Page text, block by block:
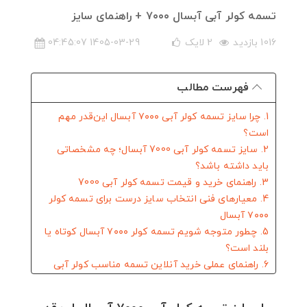
تسمه کولر آبی آبسال ۷۰۰۰ + راهنمای سایز
1016 بازدید 2 لایک 1405-03-29 04:45:07
فهرست مطالب
1. چرا سایز تسمه کولر آبی ۷۰۰۰ آبسال این‌قدر مهم
است؟
2. سایز تسمه کولر آبی 7000 آبسال؛ چه مشخصاتی
باید داشته باشد؟
3. راهنمای خرید و قیمت تسمه کولر آبی 7000
4. معیارهای فنی انتخاب سایز درست برای تسمه کولر
۷۰۰۰ آبسال
5. چطور متوجه شویم تسمه کولر ۷۰۰۰ آبسال کوتاه یا
بلند است؟
6. راهنمای عملی خرید آنلاین تسمه مناسب کولر آبی